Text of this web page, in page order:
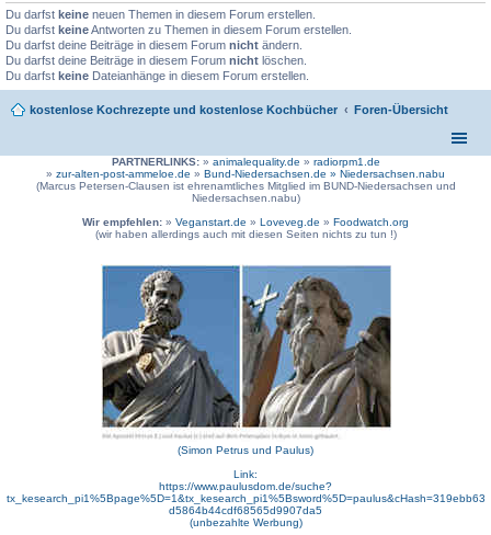
Du darfst keine neuen Themen in diesem Forum erstellen.
Du darfst keineAntworten zu Themen in diesem Forum erstellen.
Du darfst deine Beiträge in diesem Forum nicht ändern.
Du darfst deine Beiträge in diesem Forum nicht löschen.
Du darfst keine Dateianhänge in diesem Forum erstellen.
kostenlose Kochrezepte und kostenlose Kochbücher Foren-Übersicht
PARTNERLINKS:» animalequality.de » radiorpm1.de
» zur-alten-post-ammeloe.de » Bund-Niedersachsen.de » Niedersachsen.nabu
(Marcus Petersen-Clausen ist ehrenamtliches Mitglied im BUND-Niedersachsen und
Niedersachsen.nabu)
Wir empfehlen: » Veganstart.de » Loveveg.de » Foodwatch.org
(wir haben allerdings auch mit diesen Seiten nichts zu tun !)
(Simon Petrus und Paulus)
Link:
https://www.paulusdom.de/suche?
tx_kesearch_pi1%5Bpage%5D=1&tx_kesearch_pi1%5Bsword%5D=paulus&cHash=319ebb63
d5864b44cdf68565d9907da5
(unbezahlte Werbung)